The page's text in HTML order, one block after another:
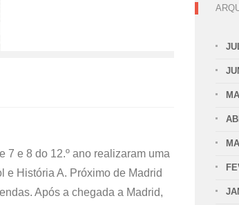
7 e 8 do 12.º ano realizaram uma
e História A. Próximo de Madrid
Após a chegada a Madrid,